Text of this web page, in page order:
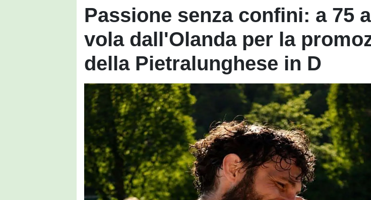
Passione senza confini: a 75
vola dall'Olanda per la
della Pietralunghese in D